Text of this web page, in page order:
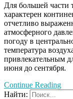
Для большей части
характерен
отчетливо
атмосферного
погоду в
температура
привлекательным
июня до сентября.
Continue Reading
Найти: